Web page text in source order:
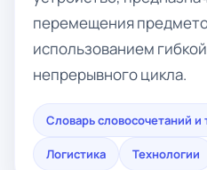
перемещения
использованием
непрерывного цикла.
Словарь словосочетаний и
Логистика Технологии